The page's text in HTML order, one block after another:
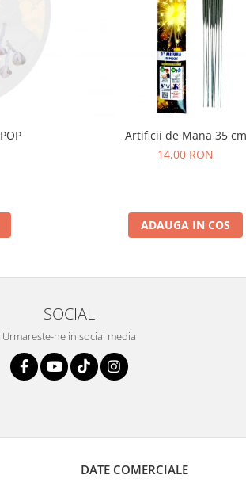
Artificii de Mana 35 cm
14,00 RON
ADAUGA IN COS
SOCIAL
Urmareste-ne in social media
DATE COMERCIALE